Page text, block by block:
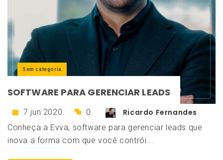
Sem categoria
SOFTWARE PARA GERENCIAR LEADS
7 jun 2020 0 Ricardo Fernandes
Conheça a Evva, software para gerenciar leads que
inova a forma com que você contrói...